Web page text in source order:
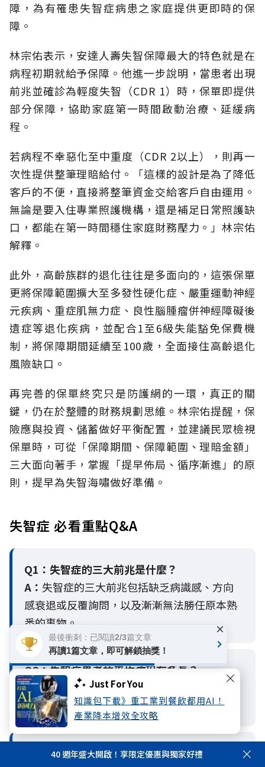
Just For You
知識包下載》重工業到餐飲都用AI！
產業降本增效全攻略
障，為有罹患失智症病患之家庭提供更即時的保
障。
林宗佑表示，安達人壽失智保障最大的特色就是在
病程初期就給予保障。他進一步說明，當患者出現
前兆並確診為輕度失智（CDR 1）時，保單即提供
部分保障，協助家庭第一時間啟動治療、延緩病
程。
若病程不幸惡化至中重度（CDR 2以上），則再一
次性提供整筆理賠給付。「這樣的設計是為了降低
客戶的不便，直接將整筆資金交給客戶自由運用。
無論是要入住專業照護機構，還是補足日常照護缺
口，都能在第一時間穩住家庭財務壓力。」林宗佑
解釋。
此外，高齡族群的退化往往是多面向的，這張保單
更將保障範圍擴大至多發性硬化症、嚴重運動神經
元疾病、重症肌無力症、良性腦腫瘤併神經障礙後
遺症等退化疾病，並配合1至6級失能豁免保費機
制，將保障期間延續至100歲，全面接住高齡退化
風險缺口。
再完善的保單終究只是防護網的一環，真正的關
鍵，仍在於整體的財務規劃思維。 林宗佑提醒，保
險應與投資、儲蓄做好平衡配置，並建議民眾檢視
保單時，可從「保障期間、保障範圍、理賠金額」
三大面向著手，掌握「提早佈局、循序漸進」的原
則，提早為失智海嘯做好準備。
失智症 必看重點Q&A
Q1：失智症的三大前兆是什麼？
A： 失智症的三大前兆包括缺乏病識感、方向
感衰退或反覆詢問，以及漸漸無法勝任原本熟
悉的事物。
Q2：失智症患者的平均病程有多長？
A：失智症患者的平均病程約為8至12年，期間
需要長期的照護與財務支出。
傳統失智相關保單的保障盲點是什麼？
40 週年盛大開啟！享限定優惠與獨家好禮
最後衝刺：已閱讀2/3篇文章
再讀1篇文章，即可解鎖抽獎！
×